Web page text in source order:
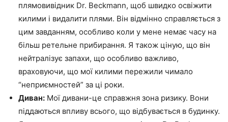
плямовивідник Dr. Beckmann, щоб швидко освіжити
килими і видалити плями. Він відмінно справляється з
цим завданням, особливо коли у мене немає часу на
більш ретельне прибирання. Я також ціную, що він
нейтралізує запахи, що особливо важливо,
враховуючи, що мої килими пережили чимало
“неприємностей” за ці роки.
Диван: Мої дивани-це справжня зона ризику. Вони
піддаються впливу всього, що відбувається в будинку.